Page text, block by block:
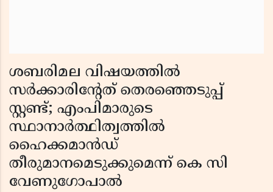
ശബരിമല വിഷയത്തിൽ
സർക്കാരിന്റേത് തെരഞ്ഞെടുപ്പ്
സ്റ്റണ്ട്; എംപിമാരുടെ
സ്ഥാനാർത്ഥിത്വത്തിൽ
ഹൈക്കമാൻഡ്
തീരുമാനമെടുക്കുമെന്ന് കെ സി
വേണുഗോപാൽ